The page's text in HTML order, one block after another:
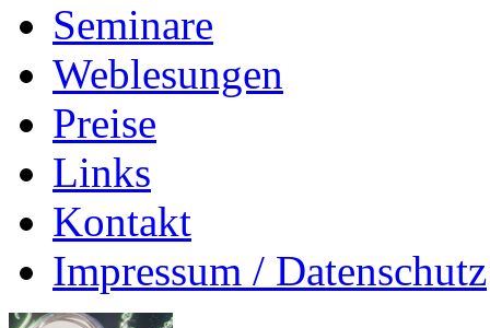
Seminare
Weblesungen
Preise
Links
Kontakt
Impressum / Datenschutz